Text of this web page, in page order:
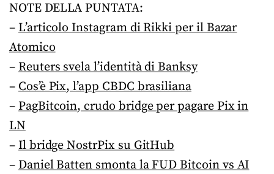
NOTE DELLA PUNTATA:
– L’articolo Instagram di Rikki per il Bazar
Atomico
– Reuters svela l’identità di Banksy
– Cos’è Pix, l’app CBDC brasiliana
– PagBitcoin, crudo bridge per pagare Pix in
LN
– Il bridge NostrPix su GitHub
– Daniel Batten smonta la FUD Bitcoin vs AI